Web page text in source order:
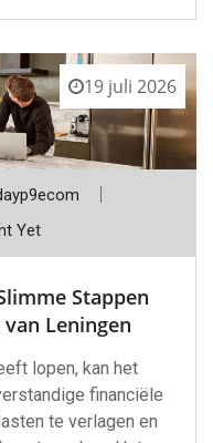
19 juli 2026
Yet
Stappen
Leningen
lopen, kan het
financiële
te verlagen en